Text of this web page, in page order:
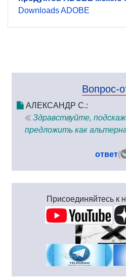
Downloads ADOBE
Вопрос-
АЛЕКСАНДР С.:
Здравствуйте,
предложить как
ответ(
Присоединяйтесь к